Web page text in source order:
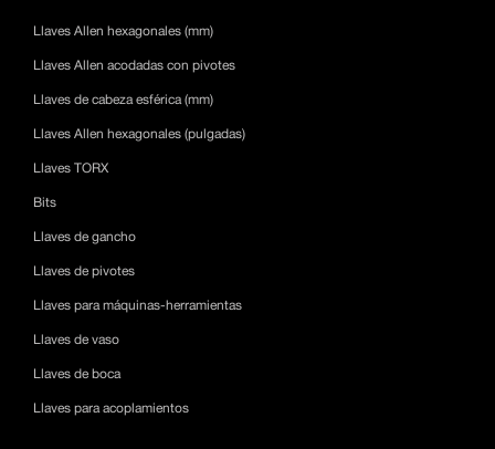
Llaves Allen hexagonales (mm)
Llaves Allen acodadas con pivotes
Llaves de cabeza esférica (mm)
Llaves Allen hexagonales (pulgadas)
Llaves TORX
Bits
Llaves de gancho
Llaves de pivotes
Llaves para máquinas-herramientas
Llaves de vaso
Llaves de boca
Llaves para acoplamientos